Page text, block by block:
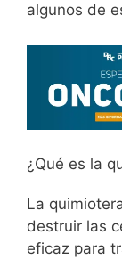
algunos de
¿Qué es la
La
destruir las
eficaz para